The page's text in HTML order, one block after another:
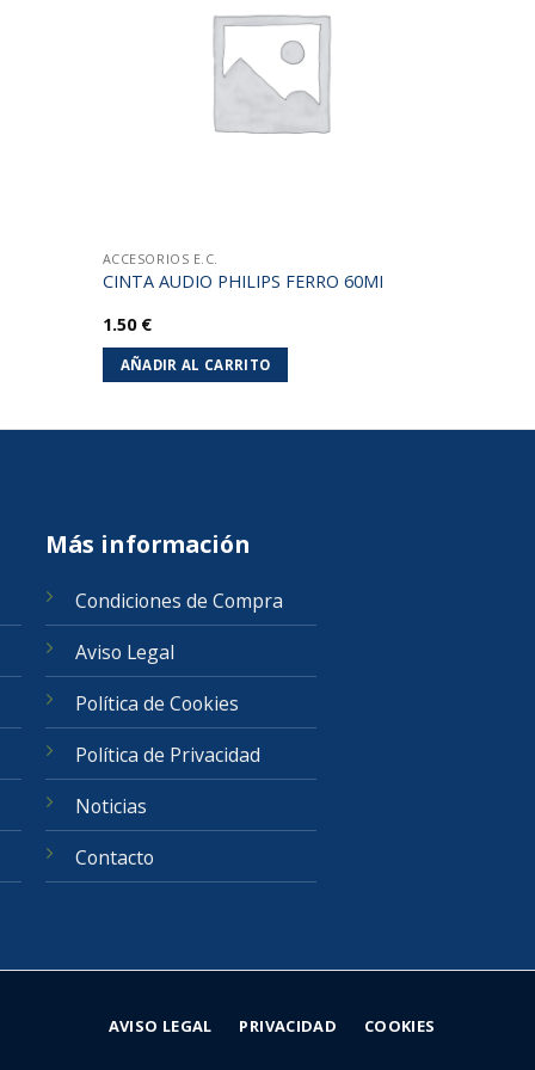
ACCESORIOS E.C.
CINTA AUDIO PHILIPS FERRO 60MI
1.50 €
AÑADIR AL CARRITO
Más información
Condiciones de Compra
Aviso Legal
Política de Cookies
Política de Privacidad
Noticias
Contacto
AVISO LEGAL PRIVACIDAD COOKIES